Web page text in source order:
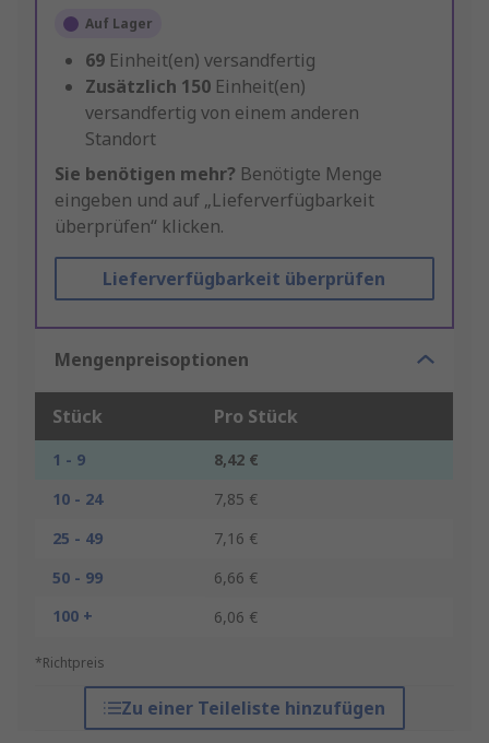
Auf Lager
69 Einheit(en) versandfertig
Zusätzlich 150 Einheit(en)
versandfertig von einem anderen
Standort
Sie benötigen mehr? Benötigte Menge
eingeben und auf „Lieferverfügbarkeit
überprüfen“ klicken.
Lieferverfügbarkeit überprüfen
Mengenpreisoptionen
Stück Pro Stück
1 - 9
8,42 €
10 - 24
7,85 €
25 - 49
7,16 €
50 - 99
6,66 €
100 +
6,06 €
*Richtpreis
Zu einer Teileliste hinzufügen